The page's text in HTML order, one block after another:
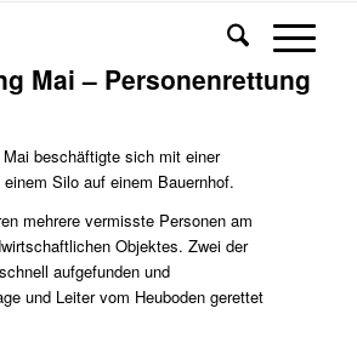
Mai – Personenrettung
beschäftigte sich mit einer
Silo auf einem Bauernhof.
mehrere vermisste Personen am
Objektes. Zwei der
aufgefunden und
und Leiter vom Heuboden gerettet